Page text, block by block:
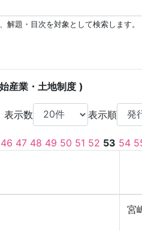
題・目次を対象として検索します。
産業・土地制度
表示数 表示順
46 47 48 49 50 51 52 53 54
宮